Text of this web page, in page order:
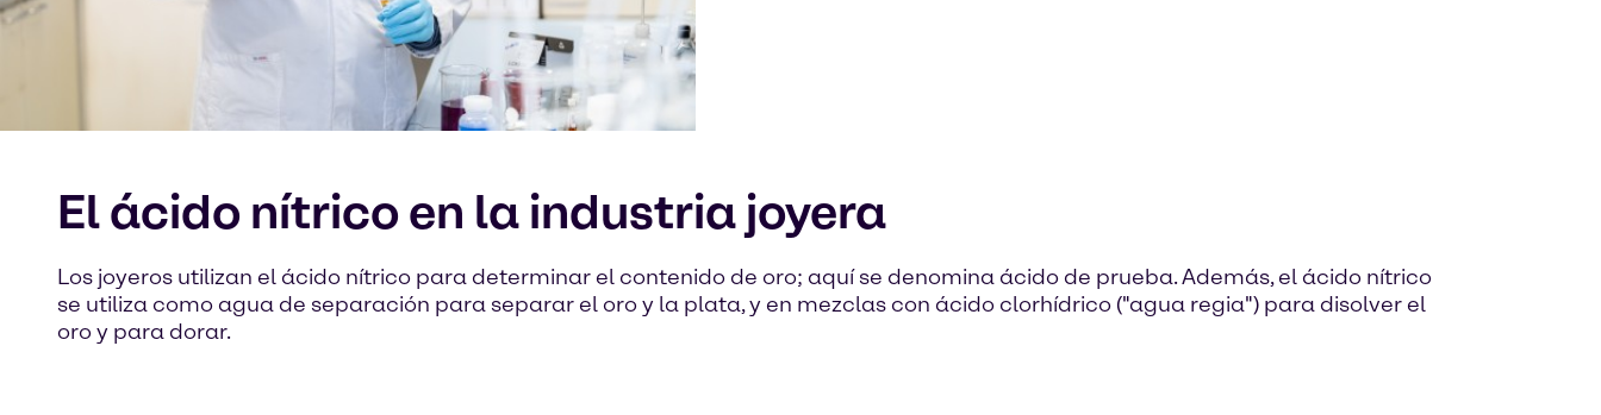
El ácido nítrico en la industria joyera
Los joyeros utilizan el ácido nítrico para determinar el contenido de oro; aquí se denomina ácido de prueba. Además, el ácido nítrico
se utiliza como agua de separación para separar el oro y la plata, y en mezclas con ácido clorhídrico ("agua regia") para disolver el
oro y para dorar.